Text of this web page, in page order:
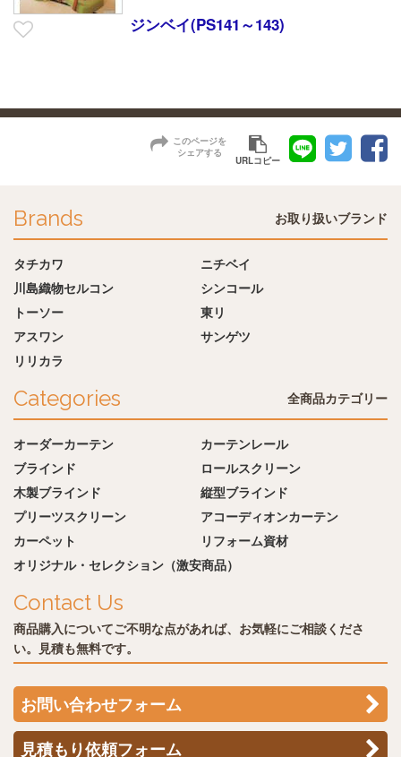
ジンベイ(PS141～143)
このページを
シェアする
URLコピー
Brands お取り扱いブランド
タチカワ
ニチベイ
川島織物セルコン
シンコール
トーソー
東リ
アスワン
サンゲツ
リリカラ
Categories 全商品カテゴリー
オーダーカーテン
カーテンレール
ブラインド
ロールスクリーン
木製ブラインド
縦型ブラインド
プリーツスクリーン
アコーディオンカーテン
カーペット
リフォーム資材
オリジナル・セレクション（激安商品）
Contact Us
商品購入についてご不明な点があれば、お気軽にご相談くださ
い。見積も無料です。
お問い合わせフォーム
見積もり依頼フォーム